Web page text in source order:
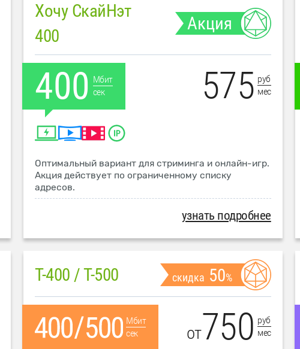
Хочу СкайНэт
400
Акция
400 Мбит
сек
575 руб
мес
Оптимальный вариант для стриминга и онлайн-игр.
Акция действует по ограниченному списку
адресов.
узнать подробнее
T-400 / T-500 скидка 50%
Мбит
сек
от750 руб
мес